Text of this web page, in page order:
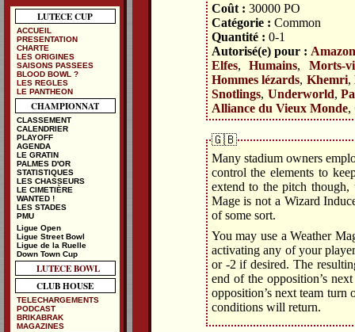
Coût : 30000 PO
Catégorie : Common
Quantité : 0-1
Autorisé(e) pour :
Elfes,Humains,Morts-
Hommes lézards, Khemri,
Snotlings, Underworld,
Alliance du Vieux Monde,
🇬🇧
Many stadium owners
control the elements to
extend to the pitch
Mage is not a Wizard
of some sort.
You may use a Weather
activating any of your
or -2 if desired. The
end of the opposition’s
opposition’s next team
conditions will return.
LUTECE CUP
ACCUEIL
PRESENTATION
CHARTE
LES ORIGINES
SAISONS PASSEES
BLOOD BOWL ?
LES REGLES
LE PANTHEON
CHAMPIONNAT
CLASSEMENT
CALENDRIER
PLAYOFF
AGENDA
LE GRATIN
PALMES D'OR
STATISTIQUES
LES CHASSEURS
LE CIMETIÈRE
WANTED !
LES STADES
PMU
Ligue Open
Ligue Street Bowl
Ligue de la Ruelle
Down Town Cup
LUTECE BOWL
CLUB HOUSE
TELECHARGEMENTS
PODCAST
BRIKABRAK
MAGAZINES